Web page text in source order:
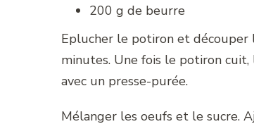
200 g de beurre
Eplucher le potiron et découper
minutes. Une fois le potiron
avec un presse-purée.
Mélanger les oeufs et le sucre.